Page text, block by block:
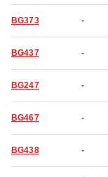
BG373 -
BG437 -
BG247 -
BG467 -
BG438 -